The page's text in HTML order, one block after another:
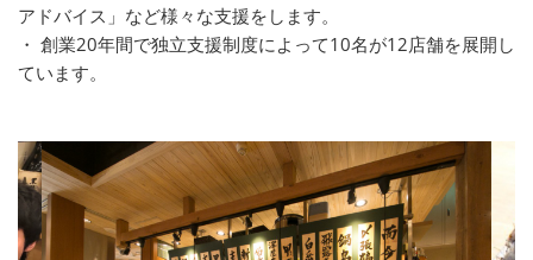
アドバイス」など様々な支援をします。
・ 創業20年間で独立支援制度によって10名が12店舗を展開し
ています。